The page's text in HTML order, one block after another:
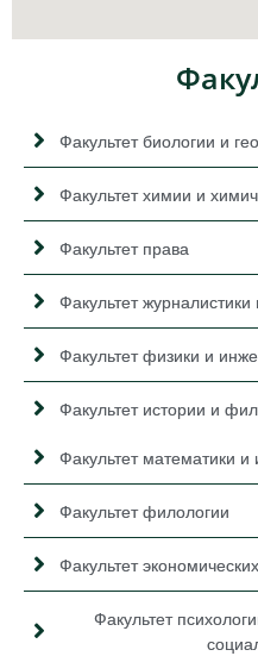
Факультет биологии и
Факультет химии и
Факультет права
Факультет
Факультет физики и
Факультет истории и
Факультет математики
Факультет филологии
Факультет
Факультет